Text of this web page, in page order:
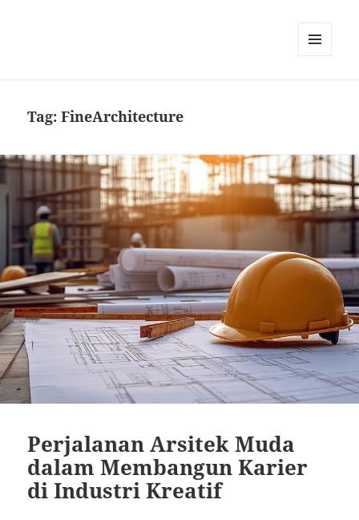
Tag:FineArchitecture
Perjalanan Arsitek Muda
dalam Membangun Karier
di Industri Kreatif